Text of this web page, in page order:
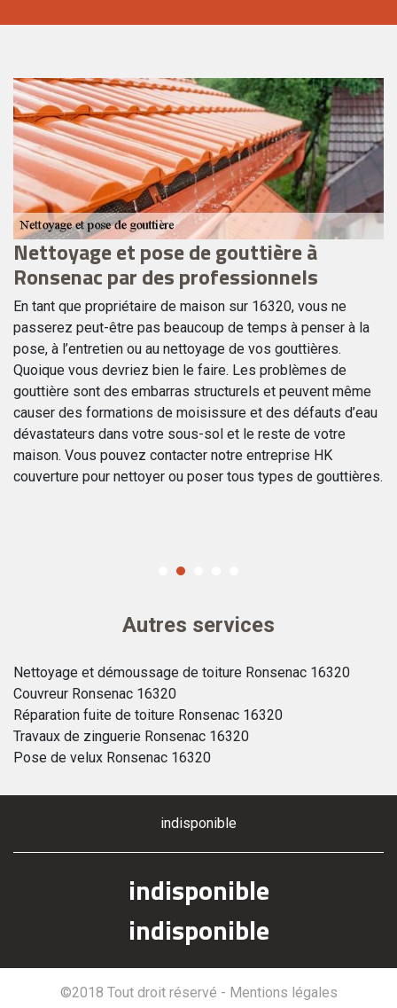
Nettoyage et pose de gouttière à
Ronsenac par des professionnels
En tant que propriétaire de maison sur 16320, vous ne
passerez peut-être pas beaucoup de temps à penser à la
pose, à l’entretien ou au nettoyage de vos gouttières.
Quoique vous devriez bien le faire. Les problèmes de
gouttière sont des embarras structurels et peuvent même
causer des formations de moisissure et des défauts d’eau
dévastateurs dans votre sous-sol et le reste de votre
maison. Vous pouvez contacter notre entreprise HK
couverture pour nettoyer ou poser tous types de gouttières.
Autres services
Nettoyage et démoussage de toiture Ronsenac 16320
Couvreur Ronsenac 16320
Réparation fuite de toiture Ronsenac 16320
Travaux de zinguerie Ronsenac 16320
Pose de velux Ronsenac 16320
indisponible
indisponible
indisponible
©2018 Tout droit réservé - Mentions légales